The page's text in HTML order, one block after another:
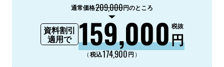
通常価格209,000円のところ
資料割引
適用で
159,000円
税抜
（税込174,900円 ）